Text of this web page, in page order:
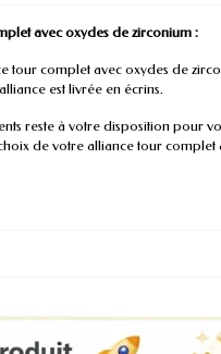
avec oxydes de zirconium :
tour complet avec oxydes de
est livrée en écrins.
reste à votre disposition pour
de votre alliance tour complet